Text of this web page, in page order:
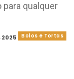
qualquer
Bolos e Tortas
2025